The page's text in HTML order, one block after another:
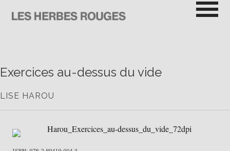
contenu
Exercices au-dessus du vide
LISE HAROU